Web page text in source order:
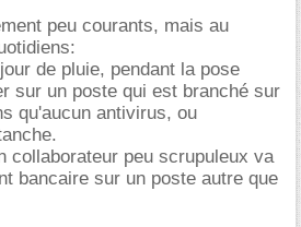
peu courants, mais au
de pluie, pendant la pose
sur un poste qui est branché sur
qu'aucun antivirus, ou
collaborateur peu scrupuleux va
bancaire sur un poste autre que